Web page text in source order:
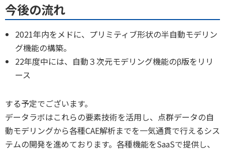
今後の流れ
2021年内をメドに、プリミティブ形状の半自動モデリン
グ機能の構築。
22年度中には、自動３次元モデリング機能のβ版をリリ
ース
する予定でございます。
データラボはこれらの要素技術を活用し、点群データの自
動モデリングから各種CAE解析までを一気通貫で行えるシス
テムの開発を進めております。各種機能をSaaSで提供し、